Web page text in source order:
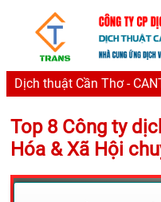
Dịch thuật Cần Thơ -
Top 8 Công ty
Hóa & Xã Hội